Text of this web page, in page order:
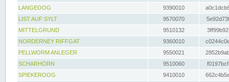
LANGEOOG
9390010
LIST AUF SYLT
9570070
MITTELGRUND
9510132
NORDERNEY RIFFGAT
9360010
PELLWORM ANLEGER
9550021
SCHARHÖRN
9510060
SPIEKEROOG
9410010